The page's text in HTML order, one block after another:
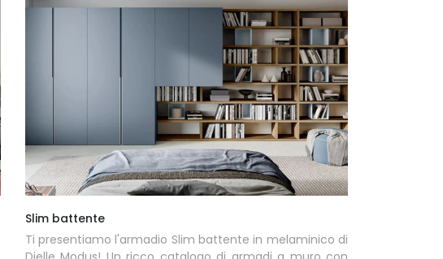
Slim battente
Ti presentiamo l'armadio Slim battente in melaminico di